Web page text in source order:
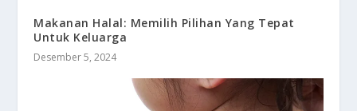
Makanan Halal: Memilih Pilihan Yang Tepat
Untuk Keluarga
Desember 5, 2024